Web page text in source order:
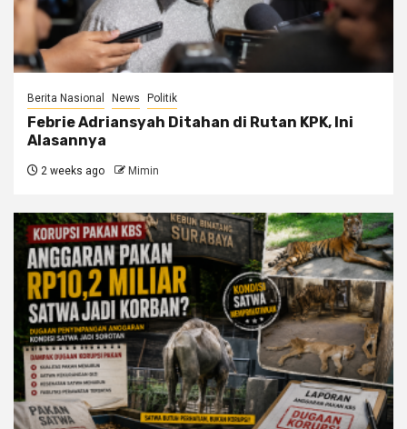
Berita Nasional News Politik
Febrie Adriansyah Ditahan di Rutan KPK, Ini
Alasannya
2 weeks ago Mimin